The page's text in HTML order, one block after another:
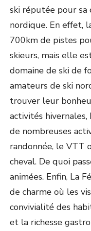
ski réputée pour
nordique. En effet,
700km de pistes
skieurs, mais elle
domaine de ski de
amateurs de ski
trouver leur
activités
de nombreuses
randonnée, le VTT
cheval. De quoi
animées. Enfin, La
de charme où les
convivialité des
et la richesse